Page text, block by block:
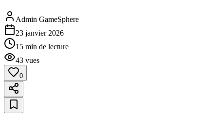
Admin GameSphere
23 janvier 2026
15 min de lecture
43 vues
0